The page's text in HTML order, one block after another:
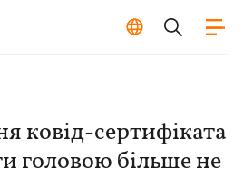
ковід-сертифіката
головою більше не